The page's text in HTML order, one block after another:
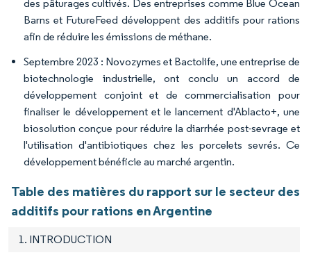
des pâturages cultivés. Des entreprises comme Blue Ocean
Barns et FutureFeed développent des additifs pour rations
afin de réduire les émissions de méthane.
Septembre 2023 : Novozymes et Bactolife, une entreprise de
biotechnologie industrielle, ont conclu un accord de
développement conjoint et de commercialisation pour
finaliser le développement et le lancement d'Ablacto+, une
biosolution conçue pour réduire la diarrhée post-sevrage et
l'utilisation d'antibiotiques chez les porcelets sevrés. Ce
développement bénéficie au marché argentin.
Table des matières du rapport sur le secteur des
additifs pour rations en Argentine
1. INTRODUCTION